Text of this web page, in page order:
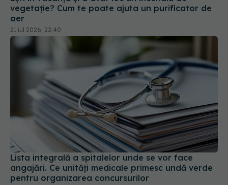
vegetație? Cum te poate ajuta un purificator de
aer
21 iul 2026, 22:40
Lista integrală a spitalelor unde se vor face
angajări. Ce unități medicale primesc undă verde
pentru organizarea concursurilor